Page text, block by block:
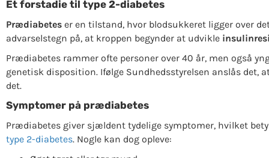
Et forstadie til type 2-diabetes
Prædiabeteser en tilstand, hvor blodsukkeret ligger over
advarselstegn på, at kroppen begynder at udvikle
Prædiabetes rammer ofte personer over 40 år, men også
genetisk disposition. Ifølge Sundhedsstyrelsen anslås det,
det.
Symptomer på prædiabetes
Prædiabetes giver sjældent tydelige symptomer, hvilket
type 2-diabetes. Nogle kan dog opleve: